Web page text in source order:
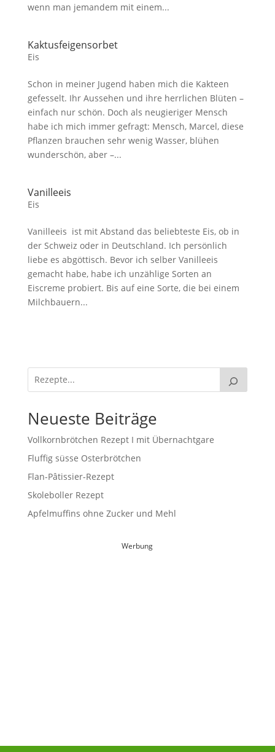
wenn man jemandem mit einem...
Kaktusfeigensorbet
Eis
Schon in meiner Jugend haben mich die Kakteen
gefesselt. Ihr Aussehen und ihre herrlichen Blüten –
einfach nur schön. Doch als neugieriger Mensch
habe ich mich immer gefragt: Mensch, Marcel, diese
Pflanzen brauchen sehr wenig Wasser, blühen
wunderschön, aber –...
Vanilleeis
Eis
Vanilleeis ist mit Abstand das beliebteste Eis, ob in
der Schweiz oder in Deutschland. Ich persönlich
liebe es abgöttisch. Bevor ich selber Vanilleeis
gemacht habe, habe ich unzählige Sorten an
Eiscreme probiert. Bis auf eine Sorte, die bei einem
Milchbauern...
Neueste Beiträge
Vollkornbrötchen Rezept I mit Übernachtgare
Fluffig süsse Osterbrötchen
Flan-Pâtissier-Rezept
Skoleboller Rezept
Apfelmuffins ohne Zucker und Mehl
Werbung